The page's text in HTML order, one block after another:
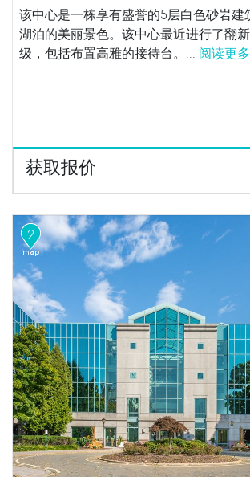
该中心是一栋享有盛誉的5层白色砂岩建
湖泊的美丽景色。该中心最近进行了翻
级，包括布置高雅的接待台。... 阅读更
获取报价
2